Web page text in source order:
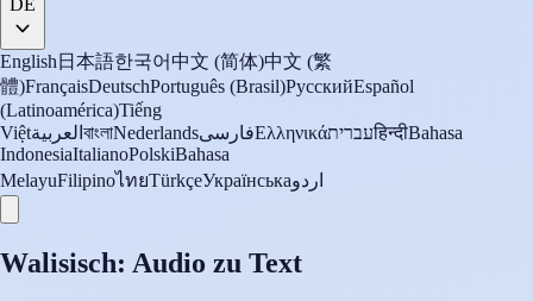
DE
English 日本語한국어中文 (简体)中文 (繁
體)FrançaisDeutschPortuguês (Brasil)РусскийEspañol
(Latinoamérica)Tiếng
Việtالعربية বাংলাNederlandsفارسیΕλληνικάעבריתहिन्दीBahasa
IndonesiaItalianoPolskiBahasa
MelayuFilipinoไทยTürkçeУкраїнськаاردو
Walisisch: Audio zu Text